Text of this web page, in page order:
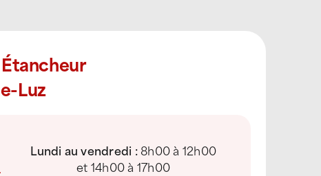
Luz
Lundi au vendredi :8h00 à 12h00
et 14h00 à 17h00